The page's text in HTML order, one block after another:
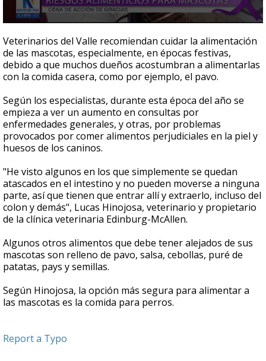
seconds
of
55
seconds
Veterinarios del Valle recomiendan cuidar la alimentación
de las mascotas, especialmente, en épocas festivas,
debido a que muchos dueños acostumbran a alimentarlas
con la comida casera, como por ejemplo, el pavo.
Según los especialistas, durante esta época del año se
empieza a ver un aumento en consultas por
enfermedades generales, y otras, por problemas
provocados por comer alimentos perjudiciales en la piel y
huesos de los caninos.
"He visto algunos en los que simplemente se quedan
atascados en el intestino y no pueden moverse a ninguna
parte, así que tienen que entrar allí y extraerlo, incluso del
colon y demás", Lucas Hinojosa, veterinario y propietario
de la clínica veterinaria Edinburg-McAllen.
Algunos otros alimentos que debe tener alejados de sus
mascotas son relleno de pavo, salsa, cebollas, puré de
patatas, pays y semillas.
Según Hinojosa, la opción más segura para alimentar a
las mascotas es la comida para perros.
Report a Typo